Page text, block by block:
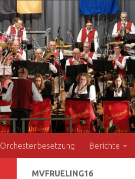
Orchesterbesetzung Berichte
MVFRUELING16